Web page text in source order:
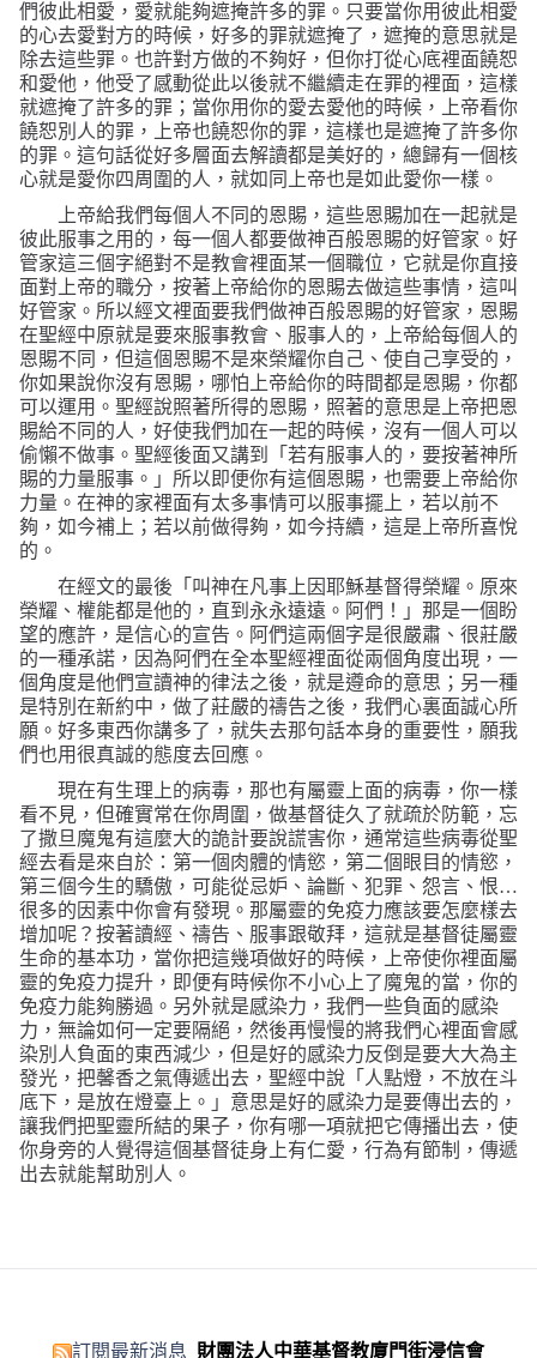
們彼此相愛，愛就能夠遮掩許多的罪。只要當你用彼此相愛
的心去愛對方的時候，好多的罪就遮掩了，遮掩的意思就是
除去這些罪。也許對方做的不夠好，但你打從心底裡面饒恕
和愛他，他受了感動從此以後就不繼續走在罪的裡面，這樣
就遮掩了許多的罪；當你用你的愛去愛他的時候，上帝看你
饒恕別人的罪，上帝也饒恕你的罪，這樣也是遮掩了許多你
的罪。這句話從好多層面去解讀都是美好的，總歸有一個核
心就是愛你四周圍的人，就如同上帝也是如此愛你一樣。
上帝給我們每個人不同的恩賜，這些恩賜加在一起就是
彼此服事之用的，每一個人都要做神百般恩賜的好管家。好
管家這三個字絕對不是教會裡面某一個職位，它就是你直接
面對上帝的職分，按著上帝給你的恩賜去做這些事情，這叫
好管家。所以經文裡面要我們做神百般恩賜的好管家，恩賜
在聖經中原就是要來服事教會、服事人的，上帝給每個人的
恩賜不同，但這個恩賜不是來榮耀你自己、使自己享受的，
你如果說你沒有恩賜，哪怕上帝給你的時間都是恩賜，你都
可以運用。聖經說照著所得的恩賜，照著的意思是上帝把恩
賜給不同的人，好使我們加在一起的時候，沒有一個人可以
偷懶不做事。聖經後面又講到
「 若有服事人的，要按著神所
賜的力量服事。」 所以即便你有這個恩賜，也需要上帝給你
力量。在神的家裡面有太多事情可以服事擺上，若以前不
夠，如今補上；若以前做得夠，如今持續，這是上帝所喜悅
的。
在經文的最後 「叫神在凡事上因耶穌基督得榮耀。原來
榮耀、權能都是他的，直到永永遠遠。阿們！」 那是一個盼
望的應許，是信心的宣告。阿們這兩個字是很嚴肅、很莊嚴
的一種承諾，因為阿們在全本聖經裡面從兩個角度出現，一
個角度是他們宣讀神的律法之後，就是遵命的意思；另一種
是特別在新約中，做了莊嚴的禱告之後，我們心裏面誠心所
願。好多東西你講多了，就失去那句話本身的重要性，願我
們也用很真誠的態度去回應。
現在有生理上的病毒，那也有屬靈上面的病毒，你一樣
看不見，但確實常在你周圍，做基督徒久了就疏於防範，忘
了撒旦魔鬼有這麼大的詭計要說謊害你，通常這些病毒從聖
經去看是來自於：第一個肉體的情慾，第二個眼目的情慾，
第三個今生的驕傲，可能從忌妒、論斷、犯罪、怨言、恨…
很多的因素中你會有發現。那屬靈的免疫力應該要怎麼樣去
增加呢 ？ 按著讀經、禱告、服事跟敬拜，這就是基督徒屬靈
生命的基本功，當你把這幾項做好的時候，上帝使你裡面屬
靈的免疫力提升，即便有時候你不小心上了魔鬼的當，你的
免疫力能夠勝過。另外就是感染力，我們一些負面的感染
力，無論如何一定要隔絕，然後再慢慢的將我們心裡面會感
染別人負面的東西減少，但是好的感染力反倒是要大大為主
發光，把馨香之氣傳遞出去，聖經中說 「人點燈，不放在斗
底下，是放在燈臺上。」 意思是好的感染力是要傳出去的，
讓我們把聖靈所結的果子，你有哪一項就把它傳播出去，使
你身旁的人覺得這個基督徒身上有仁愛，行為有節制，傳遞
出去就能幫助別人。
訂閱最新消息 財團法人中華基督教廈門街浸信會